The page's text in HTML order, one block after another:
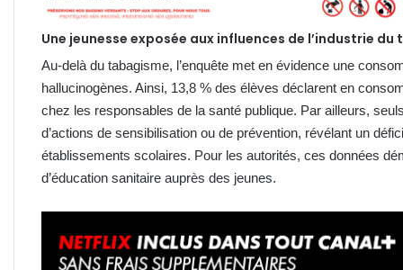
Une jeunesse exposée aux influences de l’industrie du
Au-delà du tabagisme, l’enquête met en évidence une
hallucinogènes. Ainsi, 13,8 % des élèves déclarent en
chez les responsables de la santé publique. Par ailleurs,
d’actions de sensibilisation ou de prévention, révélant un
établissements scolaires. Pour les autorités, ces données
d’éducation sanitaire auprès des jeunes.